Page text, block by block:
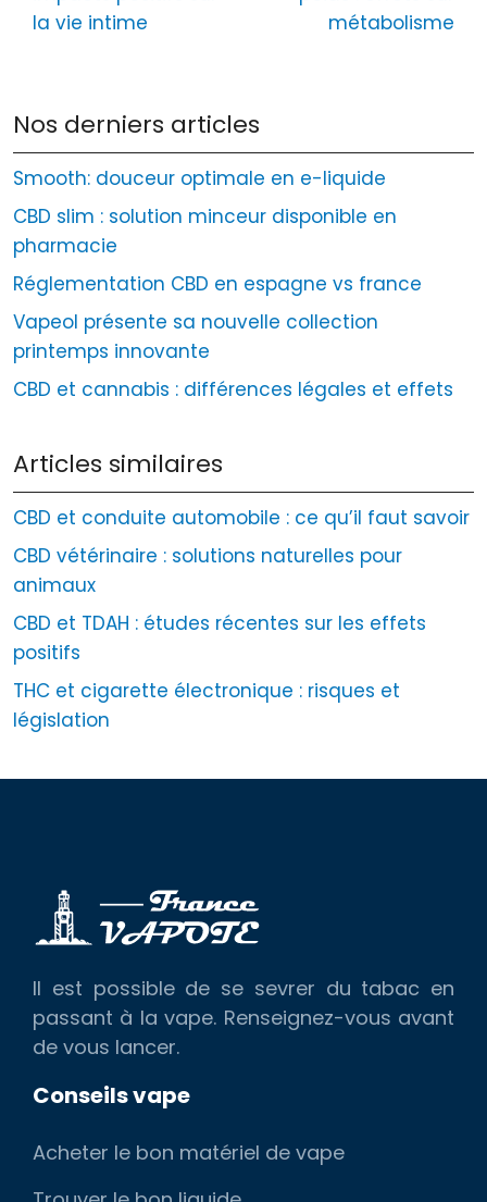
la vie intime
métabolisme
Nos derniers articles
Smooth: douceur optimale en e-liquide
CBD slim : solution minceur disponible en
pharmacie
Réglementation CBD en espagne vs france
Vapeol présente sa nouvelle collection
printemps innovante
CBD et cannabis : différences légales et effets
Articles similaires
CBD et conduite automobile : ce qu’il faut savoir
CBD vétérinaire : solutions naturelles pour
animaux
CBD et TDAH : études récentes sur les effets
positifs
THC et cigarette électronique : risques et
législation
Il est possible de se sevrer du tabac en
passant à la vape. Renseignez-vous avant
de vous lancer.
Conseils vape
Acheter le bon matériel de vape